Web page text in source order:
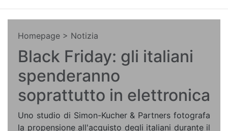
Homepage > Notizia
Black Friday: gli italiani
spenderanno
soprattutto in elettronica
Uno studio di Simon-Kucher & Partners fotografa
la propensione all'acquisto degli italiani durante il